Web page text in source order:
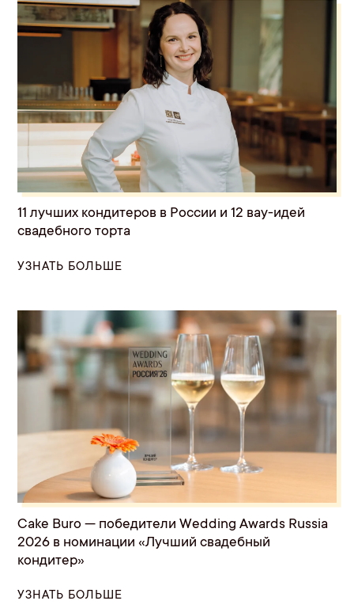
11 лучших кондитеров в России и 12 вау-идей
свадебного торта
УЗНАТЬ БОЛЬШЕ
Cake Buro — победители Wedding Awards Russia
2026 в номинации «Лучший свадебный
кондитер»
УЗНАТЬ БОЛЬШЕ